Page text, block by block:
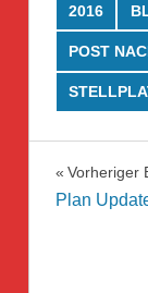
2016
POST
Vorheriger
Plan